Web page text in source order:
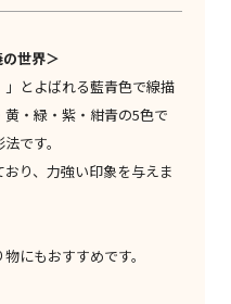
世界＞
とよばれる藍青色で線描
・緑・紫・紺青の5色で
です。
り、力強い印象を与えま
にもおすすめです。